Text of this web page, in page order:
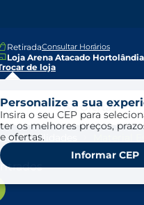
RetiradaConsultar Horários
Loja Arena Atacado Hortolândia
de loja
Personalize a sua
Insira o seu CEP para
ter os melhores preços,
e ofertas.
Informar CEP
Ofertas
E Utilidades Material